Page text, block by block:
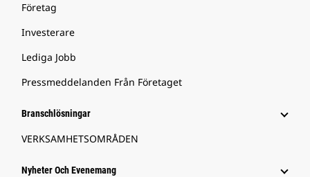
Företag
Investerare
Lediga Jobb
Pressmeddelanden Från Företaget
Branschlösningar
VERKSAMHETSOMRÅDEN
Nyheter Och Evenemang